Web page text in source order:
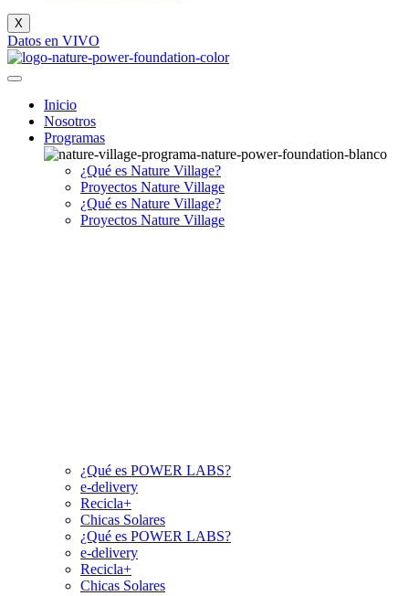
X
Datos en VIVO
Inicio
Nosotros
Programas
¿Qué es Nature Village?
Proyectos Nature Village
¿Qué es Nature Village?
Proyectos Nature Village
¿Qué es POWER LABS?
e-delivery
Recicla+
Chicas Solares
¿Qué es POWER LABS?
e-delivery
Recicla+
Chicas Solares